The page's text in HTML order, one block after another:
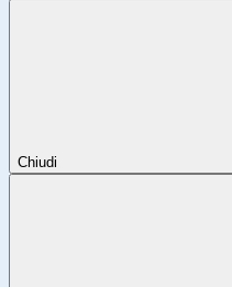
Chiudi